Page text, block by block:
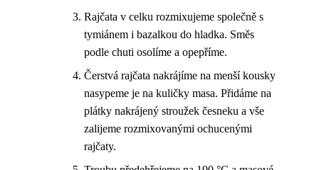
Rajčata v celku rozmixujeme společně s
tymiánem i bazalkou do hladka. Směs
podle chuti osolíme a opepříme.
Čerstvá rajčata nakrájíme na menší kousky
nasypeme je na kuličky masa. Přidáme na
plátky nakrájený stroužek česneku a vše
zalijeme rozmixovanými ochucenými
rajčaty.